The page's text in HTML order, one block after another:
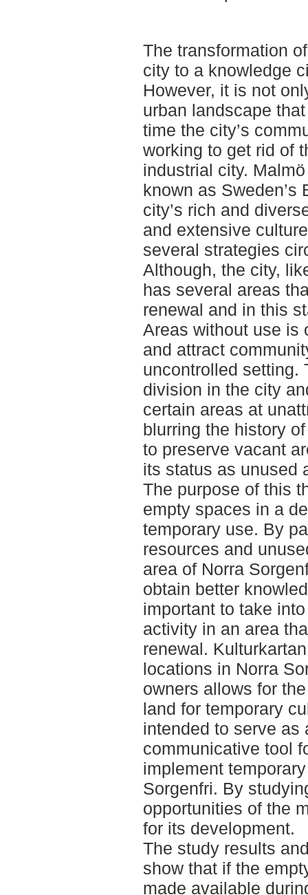
The transformation
city to a knowledge
However, it is not
urban landscape
time the city’s
working to get rid of
industrial city.
known as Sweden’s
city’s rich and
and extensive
several strategies
Although, the city,
has several areas
renewal and in this
Areas without use is
and attract
uncontrolled setting.
division in the city
certain areas at
blurring the history
to preserve vacant
its status as unused
The purpose of this
empty spaces in a
temporary use. By
resources and
area of Norra
obtain better
important to take
activity in an area
renewal.
locations in Norra
owners allows for
land for temporary
intended to serve as
communicative tool
implement
Sorgenfri. By
opportunities of the
for its development.
The study results
show that if the
made available